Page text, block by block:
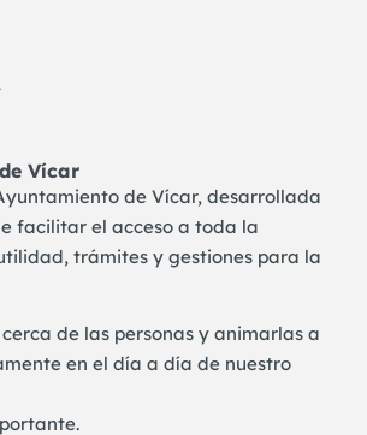
Vícar
de Vícar, desarrollada
facilitar el acceso a toda la
trámites y gestiones para la
de las personas y animarlas a
en el día a día de nuestro